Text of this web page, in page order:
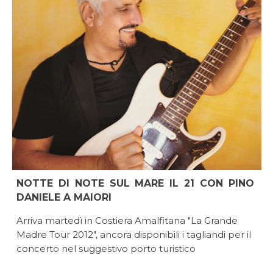
NOTTE DI NOTE SUL MARE IL 21 CON PINO
DANIELE A MAIORI
Arriva martedì in Costiera Amalfitana "La Grande
Madre Tour 2012", ancora disponibili i tagliandi per il
concerto nel suggestivo porto turistico